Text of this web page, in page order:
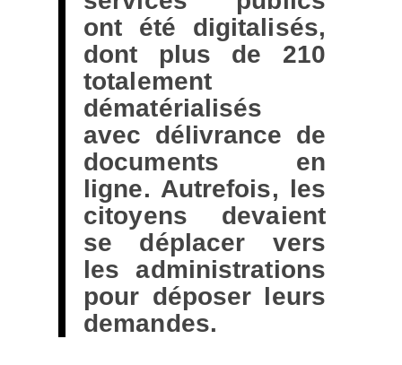
ont été digitalisés,
dont plus de 210
totalement
dématérialisés
avec délivrance de
documents en
ligne. Autrefois, les
citoyens devaient
se déplacer vers
les administrations
pour déposer leurs
demandes.